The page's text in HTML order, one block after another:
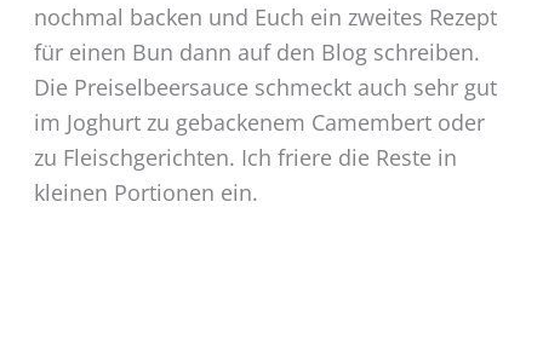
nochmal backen und Euch ein zweites Rezept
für einen Bun dann auf den Blog schreiben.
Die Preiselbeersauce schmeckt auch sehr gut
im Joghurt zu gebackenem Camembert oder
zu Fleischgerichten. Ich friere die Reste in
kleinen Portionen ein.